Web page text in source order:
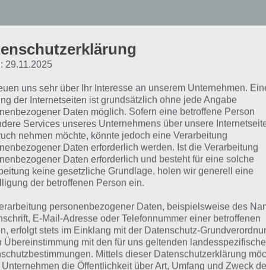
3D: Die
Curling App habt ihr die Möglichkeit die beliebte
zu spielen. Dabei könnt ihr, um den Gegner zu
spielen, unterschiedliche Geschwindigkeiten aufbauen
Steine aus dem Haus befördern.
jemand doch noch nichts von Curling gehört hat, die
Teams spielen gegeneinander. Dabei gibt es eine
29.11.2025
uns sehr über Ihr Interesse an unserem Unternehmen.
der Internetseiten ist grundsätzlich ohne jede Angabe
Daten möglich. Sofern eine betroffene Person
Services unseres Unternehmens über unsere
nehmen möchte, könnte jedoch eine Verarbeitung
Daten erforderlich werden. Ist die Verarbeitung
Daten erforderlich und besteht für eine solche
keine gesetzliche Grundlage, holen wir generell eine
der betroffenen Person ein.
personenbezogener Daten, beispielsweise des
E-Mail-Adresse oder Telefonnummer einer betroffenen
erfolgt stets im Einklang mit der Datenschutz-
Übereinstimmung mit den für uns geltenden
Mittels dieser Datenschutzerklärung
Unternehmen die Öffentlichkeit über Art, Umfang und Zweck